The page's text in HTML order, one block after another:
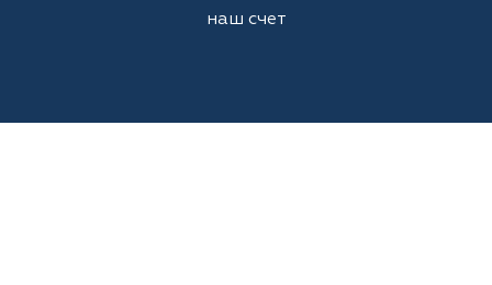
наш счет